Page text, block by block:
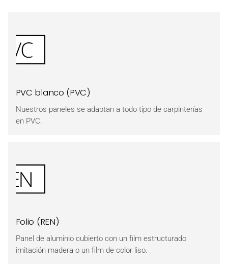
PVC blanco (PVC)
Nuestros paneles se adaptan a todo tipo de carpinterías
en PVC.
Folio (REN)
Panel de aluminio cubierto con un film estructurado
imitación madera o un film de color liso.